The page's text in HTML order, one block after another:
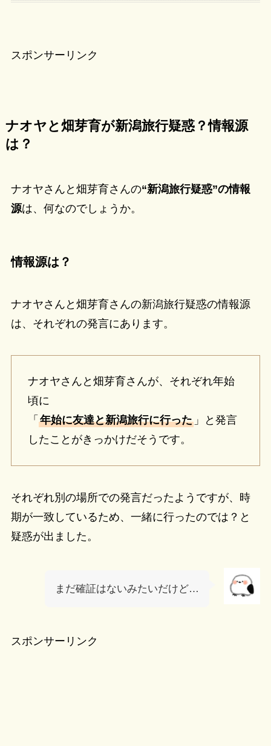
スポンサーリンク
ナオヤと畑芽育が新潟旅行疑惑？情報源
は？
ナオヤさんと畑芽育さんの“新潟旅行疑惑”の情報
源は、何なのでしょうか。
情報源は？
ナオヤさんと畑芽育さんの新潟旅行疑惑の情報源
は、それぞれの発言にあります。
ナオヤさんと畑芽育さんが、それぞれ年始
頃に
「 年始に友達と新潟旅行に行った」と発言
したことがきっかけだそうです。
それぞれ別の場所での発言だったようですが、時
期が一致しているため、一緒に行ったのでは？と
疑惑が出ました。
まだ確証はないみたいだけど…
スポンサーリンク